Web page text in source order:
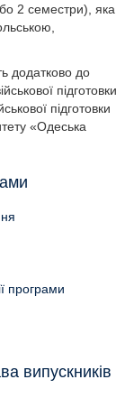
2 семестри), яка
додатково до
підготовки
підготовки
«Одеська
програми
випускників